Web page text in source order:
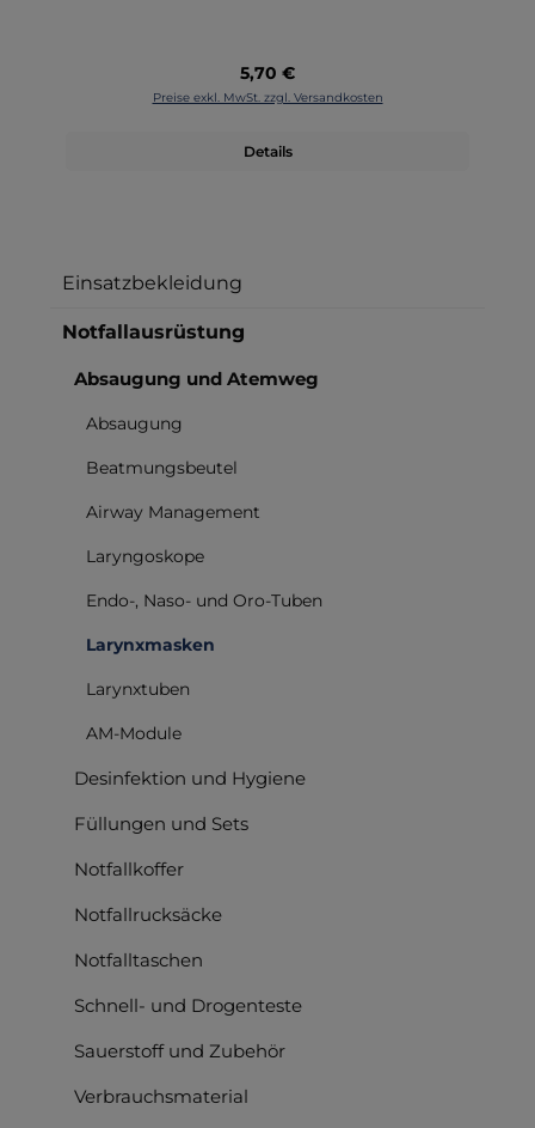
Regulärer Preis:
5,70 €
Preise exkl. MwSt. zzgl. Versandkosten
Details
Einsatzbekleidung
Notfallausrüstung
Absaugung und Atemweg
Absaugung
Beatmungsbeutel
Airway Management
Laryngoskope
Endo-, Naso- und Oro-Tuben
Larynxmasken
Larynxtuben
AM-Module
Desinfektion und Hygiene
Füllungen und Sets
Notfallkoffer
Notfallrucksäcke
Notfalltaschen
Schnell- und Drogenteste
Sauerstoff und Zubehör
Verbrauchsmaterial